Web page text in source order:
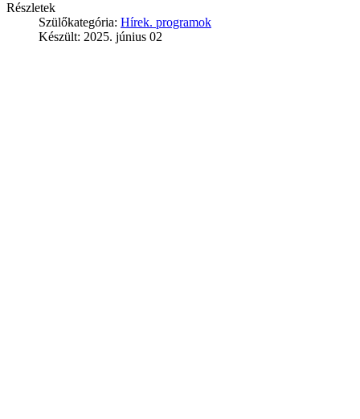
Részletek
Szülőkategória: Hírek. programok
Készült: 2025. június 02